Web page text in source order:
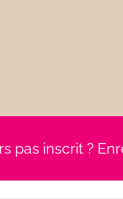
pas inscrit ?